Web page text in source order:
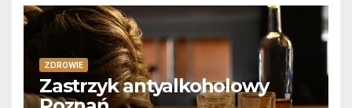
ZDROWIE
Zastrzyk antyalkoholowy